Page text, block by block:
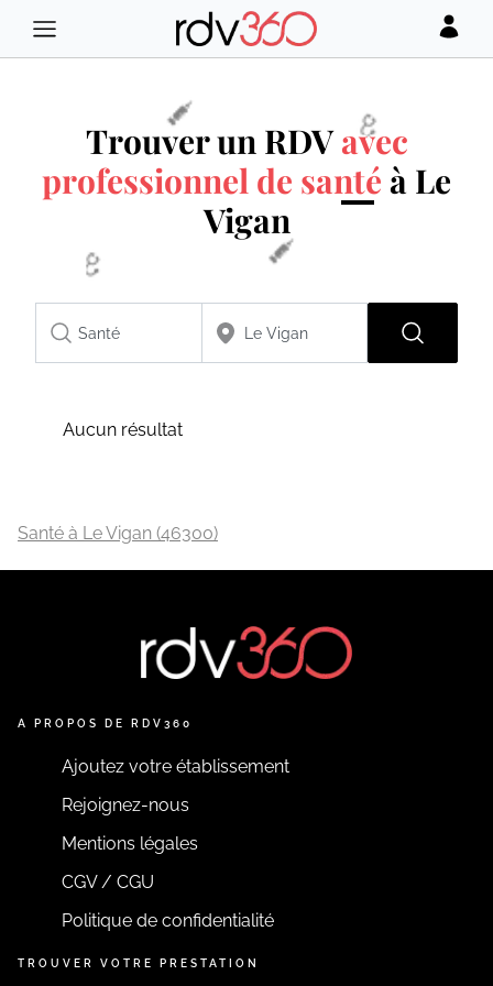
Trouver un RDVavec
professionnel de santé à Le
Vigan
Aucun résultat
Santé à Le Vigan (46300)
A PROPOS DE RDV360
Ajoutez votre établissement
Rejoignez-nous
Mentions légales
CGV / CGU
Politique de confidentialité
TROUVER VOTRE PRESTATION